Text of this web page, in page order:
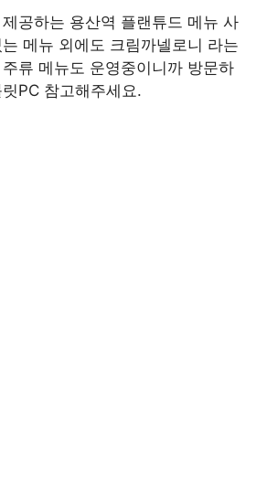
공하는 용산역 플랜튜드 메뉴 사
메뉴 외에도 크림까넬로니 라는
류 메뉴도 운영중이니까 방문하
PC 참고해주세요.